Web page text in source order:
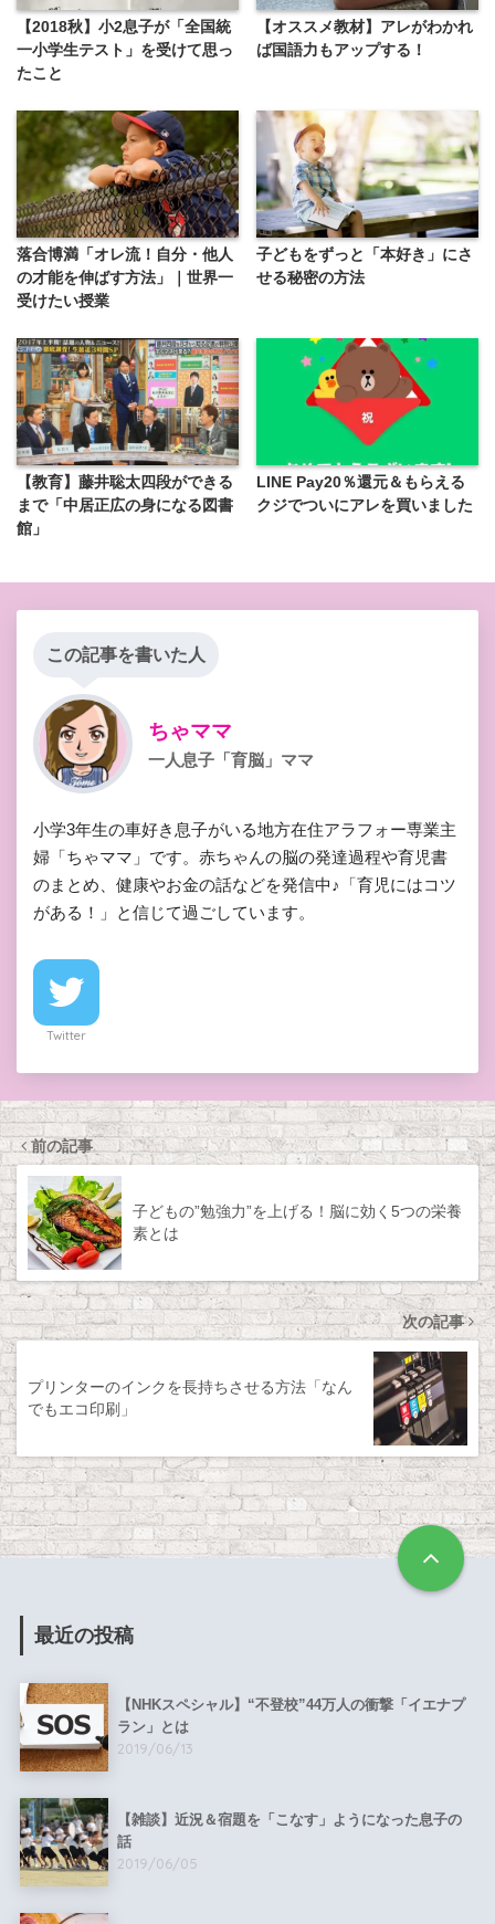
【2018秋】小2息子が「全国統
一小学生テスト」を受けて思っ
たこと
【オススメ教材】アレがわかれ
ば国語力もアップする！
落合博満「オレ流！自分・他人
の才能を伸ばす方法」｜世界一
受けたい授業
子どもをずっと「本好き」にさ
せる秘密の方法
【教育】藤井聡太四段ができる
まで「中居正広の身になる図書
館」
LINE Pay20％還元＆もらえる
クジでついにアレを買いました
この記事を書いた人
ちゃママ
一人息子「育脳」ママ
小学3年生の車好き息子がいる地方在住アラフォー専業主
婦「ちゃママ」です。赤ちゃんの脳の発達過程や育児書
のまとめ、健康やお金の話などを発信中♪「育児にはコツ
がある！」と信じて過ごしています。
Twitter
前の記事
子どもの”勉強力”を上げる！脳に効く5つの栄養
素とは
次の記事
プリンターのインクを長持ちさせる方法「なん
でもエコ印刷」
最近の投稿
【NHKスペシャル】“不登校”44万人の衝撃「イエナプ
ラン」とは
2019/06/13
【雑談】近況＆宿題を「こなす」ようになった息子の
話
2019/06/05